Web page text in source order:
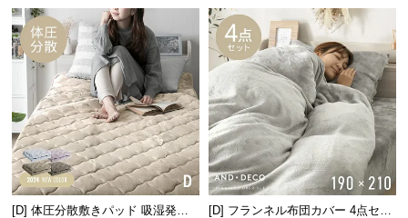
o.,
[D] 体圧分散敷きパッド 吸湿発熱
[D] フランネル布団カバー 4点セッ